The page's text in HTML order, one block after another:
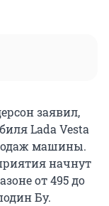
заявил,
Lada Vesta
машины.
начнут
от 495 до
Бу.